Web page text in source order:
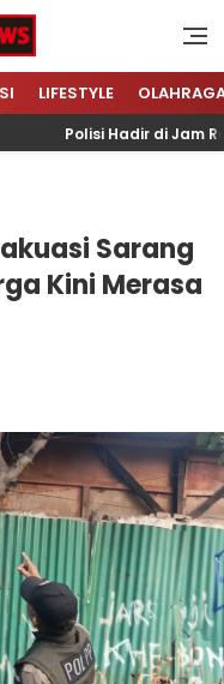
LIFESTYLE
Polisi Hadir di Jam
Sarang
Kini Merasa